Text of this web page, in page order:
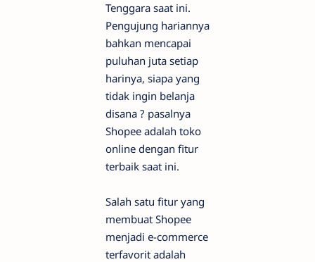
Tenggara saat ini.
Pengujung hariannya
bahkan mencapai
puluhan juta setiap
harinya, siapa yang
tidak ingin belanja
disana ? pasalnya
Shopee adalah toko
online dengan fitur
terbaik saat ini.
Salah satu fitur yang
membuat Shopee
menjadi e-commerce
terfavorit adalah